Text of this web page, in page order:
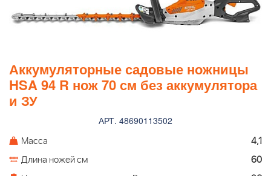
Аккумуляторные садовые ножницы
HSA 94 R нож 70 см без аккумулятора
и ЗУ
АРТ. 48690113502
Масса
4,1
Длина ножей см
60